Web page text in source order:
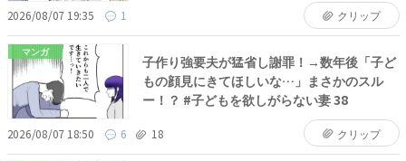
2026/08/07 19:35 1 クリップ
マンガ
子作り強要夫が猛省し謝罪！→数年後「子ど
もの顔見にきてほしいな…」まさかのスル
ー！？ #子どもを欲しがらない妻 38
2026/08/07 18:50 6 18 クリップ